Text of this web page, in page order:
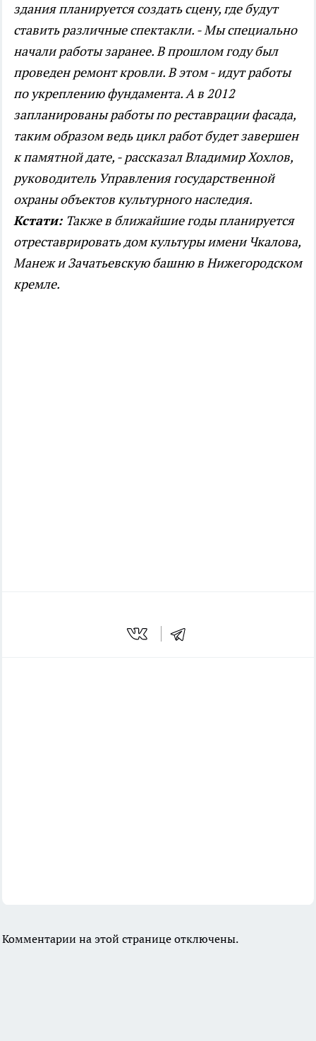
здания планируется создать сцену, где будут
ставить различные спектакли. - Мы специально
начали работы заранее. В прошлом году был
проведен ремонт кровли. В этом - идут работы
по укреплению фундамента. А в 2012
запланированы работы по реставрации фасада,
таким образом ведь цикл работ будет завершен
к памятной дате, - рассказал Владимир Хохлов,
руководитель Управления государственной
охраны объектов культурного наследия.
Кстати: Также в ближайшие годы планируется
отреставрировать дом культуры имени Чкалова,
Манеж и Зачатьевскую башню в Нижегородском
кремле.
Комментарии на этой странице отключены.